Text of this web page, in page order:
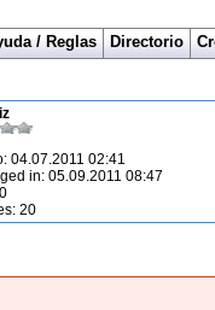
/ Reglas Directorio
04.07.2011 02:41
in: 05.09.2011 08:47
20